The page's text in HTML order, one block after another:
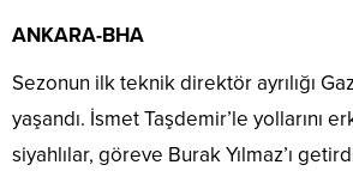
ANKARA-BHA
Sezonun ilk teknik direktör ayrılığı
yaşandı. İsmet Taşdemir’le yollarını
siyahlılar, göreve Burak Yılmaz’ı